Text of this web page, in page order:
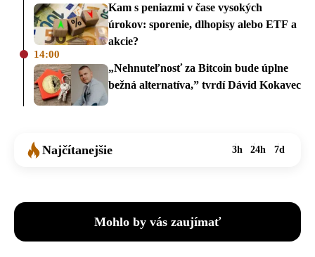
Kam s peniazmi v čase vysokých
úrokov: sporenie, dlhopisy alebo ETF a
akcie?
14:00
„Nehnuteľnosť za Bitcoin bude úplne
bežná alternatíva,” tvrdí Dávid Kokavec
Najčítanejšie 3h 24h 7d
Mohlo by vás zaujímať